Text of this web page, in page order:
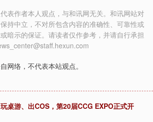
代表作者本人观点，与和讯网无关。和讯网站对
持中立，不对所包含内容的准确性、可靠性或
暗示的保证。请读者仅作参考，并请自行承担
网络，不代表本站观点。
桌游、出COS，第20届CCG EXPO正式开